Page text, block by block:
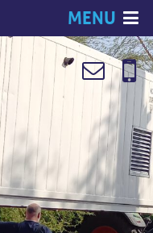
MENU